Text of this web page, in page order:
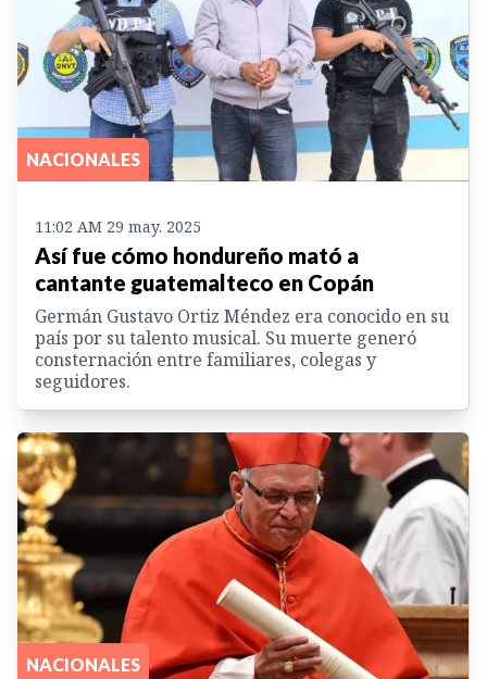
NACIONALES
11:02 AM 29 may. 2025
Así fue cómo hondureño mató a
cantante guatemalteco en Copán
Germán Gustavo Ortiz Méndez era conocido en su
país por su talento musical. Su muerte generó
consternación entre familiares, colegas y
seguidores.
NACIONALES